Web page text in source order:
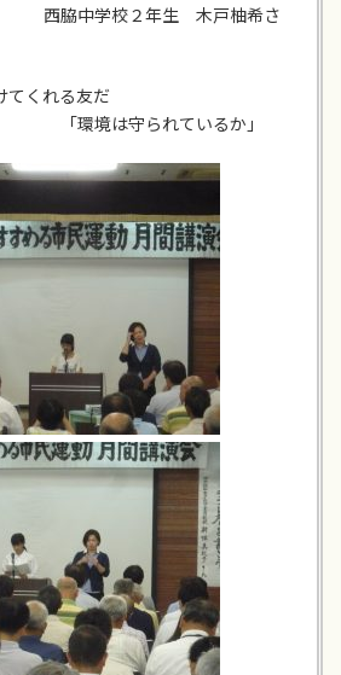
校２年生 木戸柚希さ
てくれる友だ
守られているか」